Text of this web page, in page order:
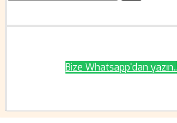
Bize Whatsapp'dan yazın..